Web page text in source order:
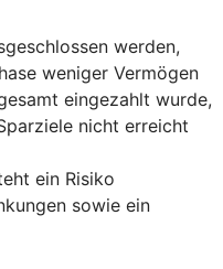
werden,
weniger Vermögen
eingezahlt wurde,
nicht erreicht
ein Risiko
sowie ein